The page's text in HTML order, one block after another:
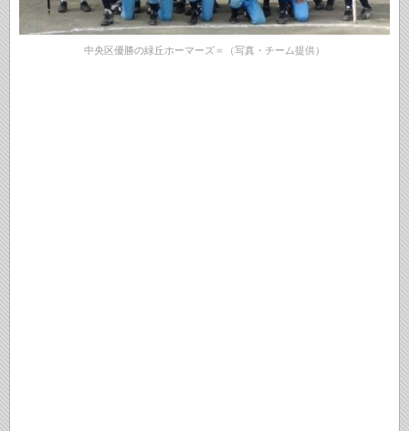
中央区優勝の緑丘ホーマーズ＝（写真・チーム提供）